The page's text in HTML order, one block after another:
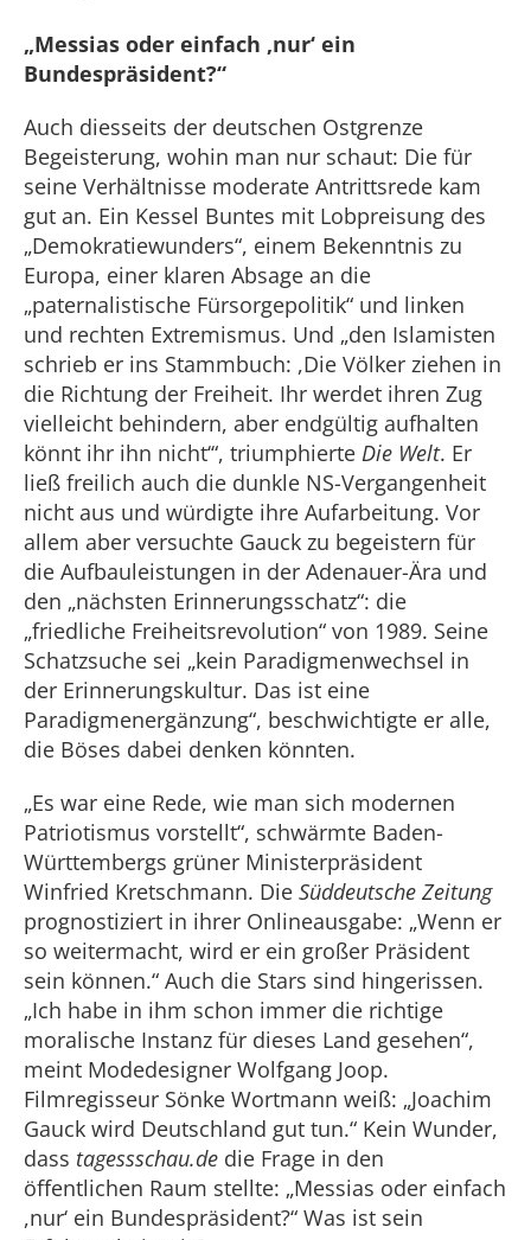
„Messias oder einfach ,nur‘ ein
Bundespräsident?“
Auch diesseits der deutschen Ostgrenze
Begeisterung, wohin man nur schaut: Die für
seine Verhältnisse moderate Antrittsrede kam
gut an. Ein Kessel Buntes mit Lobpreisung des
„Demokratiewunders“, einem Bekenntnis zu
Europa, einer klaren Absage an die
„paternalistische Fürsorgepolitik“ und linken
und rechten Extremismus. Und „den Islamisten
schrieb er ins Stammbuch: ,Die Völker ziehen in
die Richtung der Freiheit. Ihr werdet ihren Zug
vielleicht behindern, aber endgültig aufhalten
könnt ihr ihn nicht‘“, triumphierte Die Welt. Er
ließ freilich auch die dunkle NS-Vergangenheit
nicht aus und würdigte ihre Aufarbeitung. Vor
allem aber versuchte Gauck zu begeistern für
die Aufbauleistungen in der Adenauer-Ära und
den „nächsten Erinnerungsschatz“: die
„friedliche Freiheitsrevolution“ von 1989. Seine
Schatzsuche sei „kein Paradigmenwechsel in
der Erinnerungskultur. Das ist eine
Paradigmenergänzung“, beschwichtigte er alle,
die Böses dabei denken könnten.
„Es war eine Rede, wie man sich modernen
Patriotismus vorstellt“, schwärmte Baden-
Württembergs grüner Ministerpräsident
Winfried Kretschmann. Die Süddeutsche Zeitung
prognostiziert in ihrer Onlineausgabe: „Wenn er
so weitermacht, wird er ein großer Präsident
sein können.“ Auch die Stars sind hingerissen.
„Ich habe in ihm schon immer die richtige
moralische Instanz für dieses Land gesehen“,
meint Modedesigner Wolfgang Joop.
Filmregisseur Sönke Wortmann weiß: „Joachim
Gauck wird Deutschland gut tun.“ Kein Wunder,
dass tagessschau.de die Frage in den
öffentlichen Raum stellte: „Messias oder einfach
,nur‘ ein Bundespräsident?“ Was ist sein